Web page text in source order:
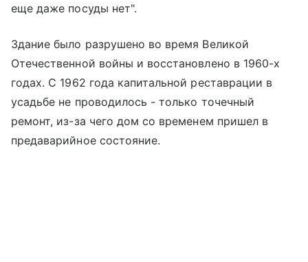
еще даже посуды нет".
Здание было разрушено во время Великой
Отечественной войны и восстановлено в 1960-х
годах. С 1962 года капитальной реставрации в
усадьбе не проводилось - только точечный
ремонт, из-за чего дом со временем пришел в
предаварийное состояние.